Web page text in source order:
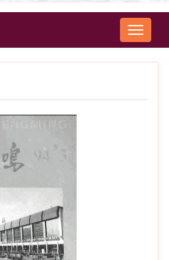
导
航
切